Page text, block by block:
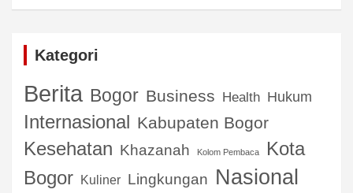
Kategori
Berita Bogor Business Health Hukum
Internasional Kabupaten Bogor
Kesehatan Khazanah Kolom Pembaca
Kota
Bogor
Kuliner Lingkungan Nasional